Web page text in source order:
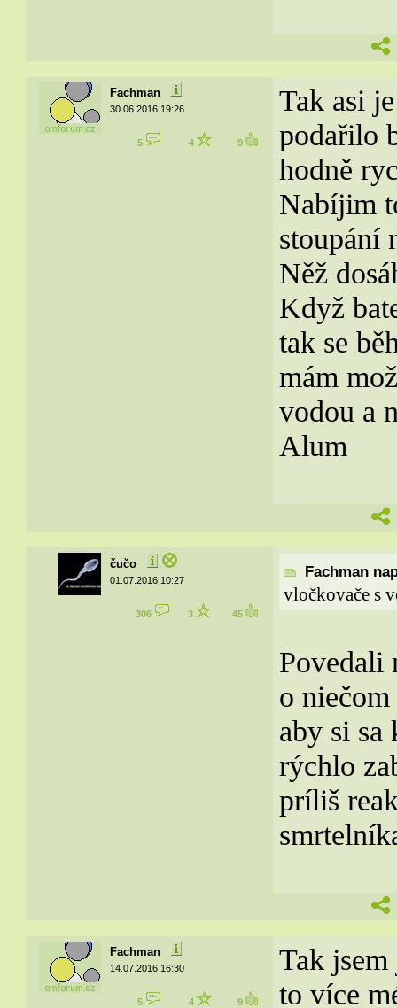
Fachman
30.06.2016 19:26
5 4 9
Tak asi
podařilo
hodně
Nabíjim
stoupání
Něž
Když
tak se
mám
vodou a
Alum
čučo
01.07.2016 10:27
306 3 45
Fachman
vločkovače s
Povedali
o
aby si sa
rýchlo
príliš
Fachman
14.07.2016 16:30
5 4 9
Tak
to více